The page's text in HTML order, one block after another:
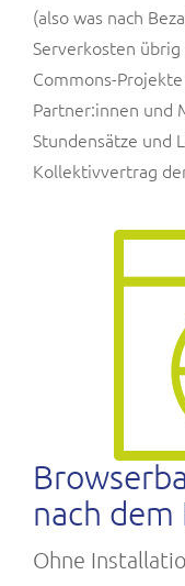
(also was nach
Serverkosten
Commons-
Partner:innen und
Stundensätze und
Kollektivvertrag
nach dem
Ohne